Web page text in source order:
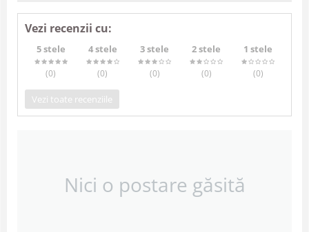
Vezi recenzii cu:
5 stele
(0)
4 stele
(0)
3 stele
(0)
2 stele
(0)
1 stele
(0)
Vezi toate recenziile
Nici o postare găsită